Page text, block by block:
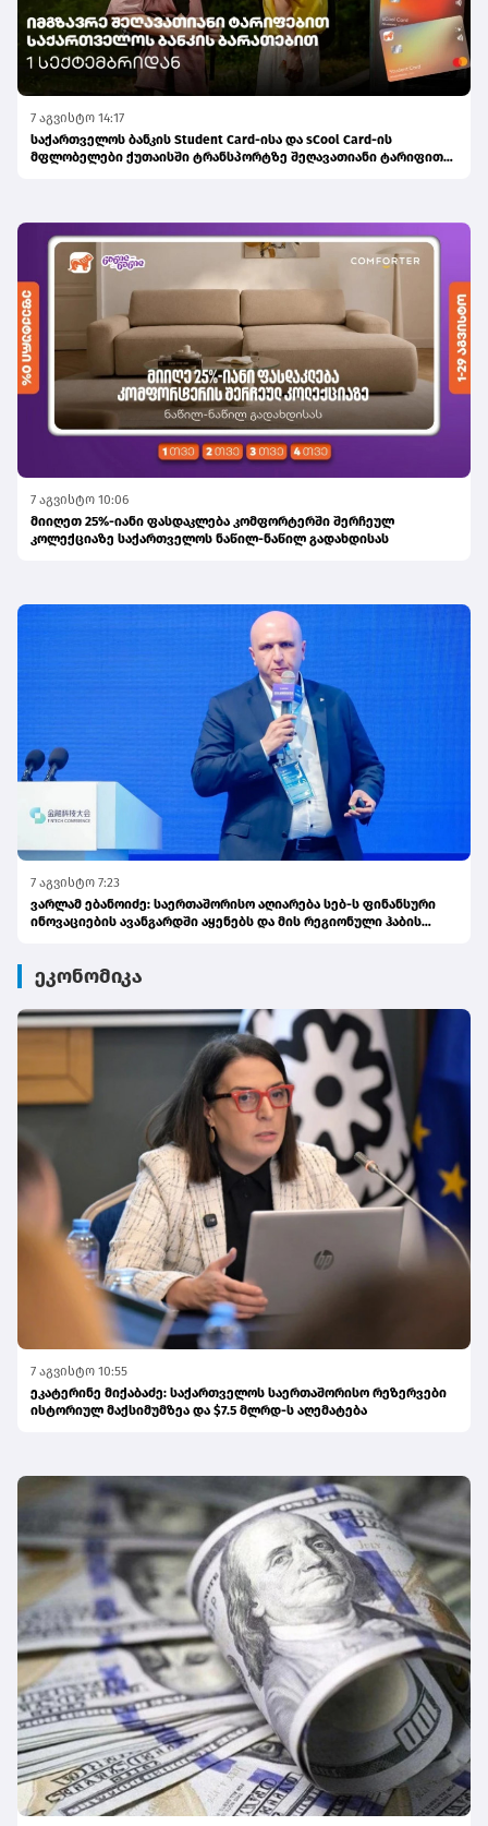
7 აგვისტო 14:17
საქართველოს ბანკის Student Card-ისა და sCool Card-ის
მფლობელები ქუთაისში ტრანსპორტზე შეღავათიანი ტარიფით
7 აგვისტო 10:06
მიიღეთ 25%-იანი ფასდაკლება კომფორტერში შერჩეულ
კოლექციაზე საქართველოს ნაწილ-ნაწილ გადახდისას
7 აგვისტო 7:23
ვარლამ ებანოიძე: საერთაშორისო აღიარება სებ-ს ფინანსური
ინოვაციების ავანგარდში აყენებს და მის რეგიონული ჰაბის
ეკონომიკა
7 აგვისტო 10:55
ეკატერინე მიქაბაძე: საქართველოს საერთაშორისო რეზერვები
ისტორიულ მაქსიმუმზეა და $7.5 მლრდ-ს აღემატება